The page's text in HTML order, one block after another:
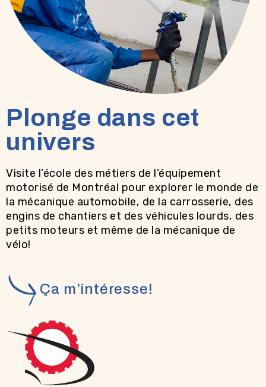
Plonge dans cet
univers
Visite l’école des métiers de l’équipement
motorisé de Montréal pour explorer le monde de
la mécanique automobile, de la carrosserie, des
engins de chantiers et des véhicules lourds, des
petits moteurs et même de la mécanique de
vélo!
Ça m’intéresse!